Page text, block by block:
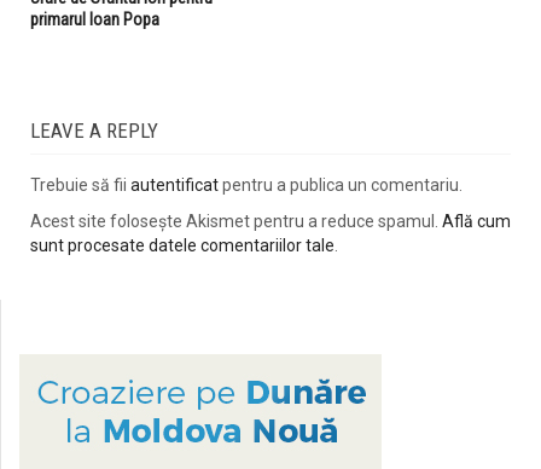
primarul Ioan Popa
LEAVE A REPLY
Trebuie să fii autentificatpentru a publica un comentariu.
Acest site folosește Akismet pentru a reduce spamul. Află cum
sunt procesate datele comentariilor tale